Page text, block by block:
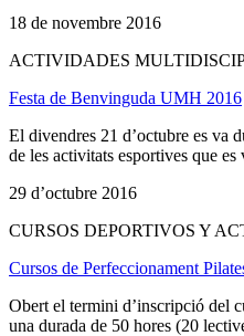
18 de novembre 2016
ACTIVIDADES
Festa de Benvinguda UMH 2016
El divendres 21 d’octubre es va
de les activitats esportives que
29 d’octubre 2016
CURSOS DEPORTIVOS Y
Cursos de Perfeccionament
Obert el termini d’inscripció del
una durada de 50 hores (20